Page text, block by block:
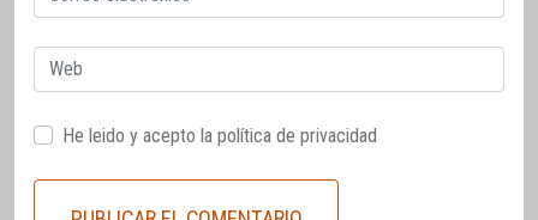
electrónico
Web
He leido y acepto la política de privacidad